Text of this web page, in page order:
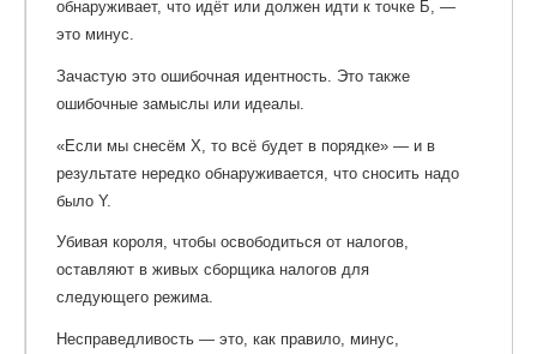
обнаруживает, что идёт или должен идти к точке Б, —
это минус.
Зачастую это ошибочная идентность. Это также
ошибочные замыслы или идеалы.
«Если мы снесём X, то всё будет в порядке» — и в
результате нередко обнаруживается, что сносить надо
было Y.
Убивая короля, чтобы освободиться от налогов,
оставляют в живых сборщика налогов для
следующего режима.
Несправедливость — это, как правило, минус,